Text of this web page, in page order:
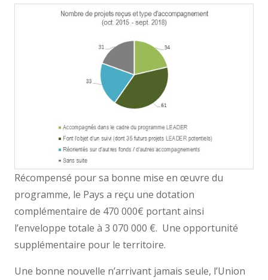
Récompensé pour sa bonne mise en œuvre du
programme, le Pays a reçu une dotation
complémentaire de 470 000€ portant ainsi
l’enveloppe totale à 3 070 000 €. Une opportunité
supplémentaire pour le territoire.
Une bonne nouvelle n’arrivant jamais seule, l’Union